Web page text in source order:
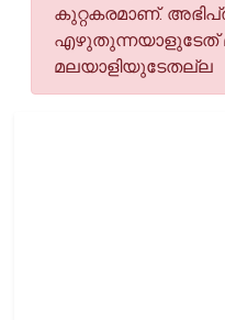
കുറ്റകരമാണ്.
എഴുതുന്നയാളുടേത്
മലയാളിയുടേതല്ല